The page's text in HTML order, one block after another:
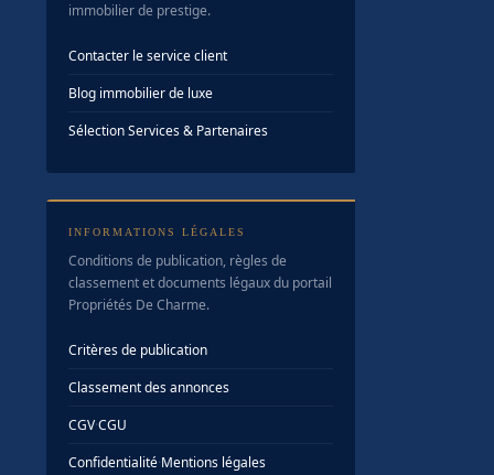
immobilier de prestige.
Contacter le service client
Blog immobilier de luxe
Sélection Services & Partenaires
INFORMATIONS LÉGALES
Conditions de publication, règles de
classement et documents légaux du portail
Propriétés De Charme.
Critères de publication
Classement des annonces
CGV·CGU
Confidentialité·Mentions légales